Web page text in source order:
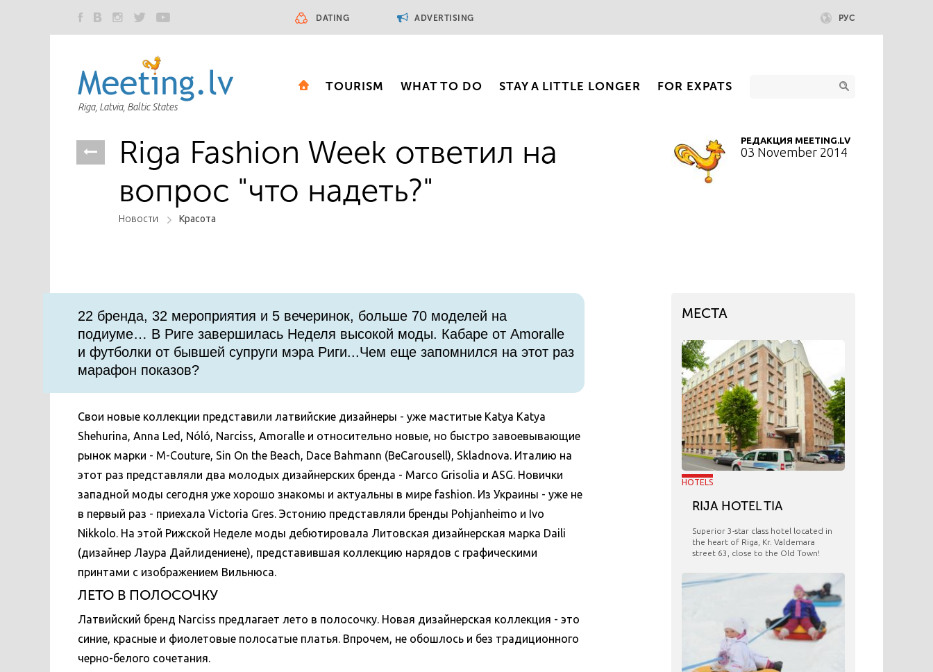
DATING ADVERTISING РУС
Riga, Latvia, Baltic States
TOURISM WHAT TO DO STAY A LITTLE LONGER FOR EXPATS
Riga Fashion Week ответил на
вопрос "что надеть?"
Новости Красота
РЕДАКЦИЯ MEETING.LV
03 November 2014
22 бренда, 32 мероприятия и 5 вечеринок, больше 70 моделей на
подиуме… В Риге завершилась Неделя высокой моды. Кабаре от Amoralle
и футболки от бывшей супруги мэра Риги...Чем еще запомнился на этот раз
марафон показов?
Свои новые коллекции представили латвийские дизайнеры - уже маститые Katya Katya
Shehurina, Anna Led, Nóló, Narciss, Amoralle и относительно новые, но быстро завоевывающие
рынок марки - M-Couture, Sin On the Beach, Dace Bahmann (BeCarousell), Skladnova. Италию на
этот раз представляли два молодых дизайнерских бренда - Marco Grisolia и ASG. Новички
западной моды сегодня уже хорошо знакомы и актуальны в мире fashion. Из Украины - уже не
в первый раз - приехала Victoria Gres. Эстонию представляли бренды Pohjanheimo и Ivo
Nikkolo. На этой Рижской Неделе моды дебютировала Литовская дизайнерская марка Daili
(дизайнер Лаура Дайлидениене), представившая коллекцию нарядов с графическими
принтами с изображением Вильнюса.
ЛЕТО В ПОЛОСОЧКУ
Латвийский бренд Narciss предлагает лето в полосочку. Новая дизайнерская коллекция - это
синие, красные и фиолетовые полосатые платья. Впрочем, не обошлось и без традиционного
черно-белого сочетания.
МЕСТА
HOTELS
RIJA HOTEL TIA
Superior 3-star class hotel located in
the heart of Riga, Kr. Valdemara
street 63, close to the Old Town!